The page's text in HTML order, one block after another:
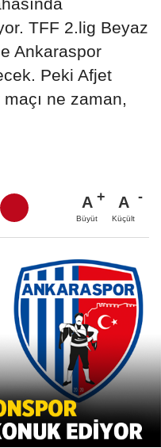
TFF 2.lig Beyaz
Ankaraspor
Peki Afjet
ne zaman,
A
Büyüt
A
Küçült